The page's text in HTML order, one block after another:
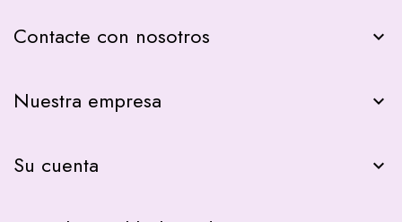
Contacte con nosotros keyboard_arrow_down
Nuestra empresa 
Su cuenta 